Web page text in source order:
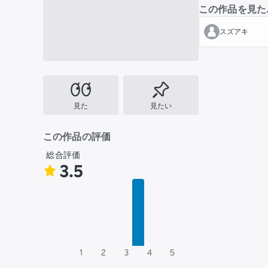
見た 見たい
この作品の評価
総合評価
3.5
1 2 3 4 5
この作品を見
スズアキ